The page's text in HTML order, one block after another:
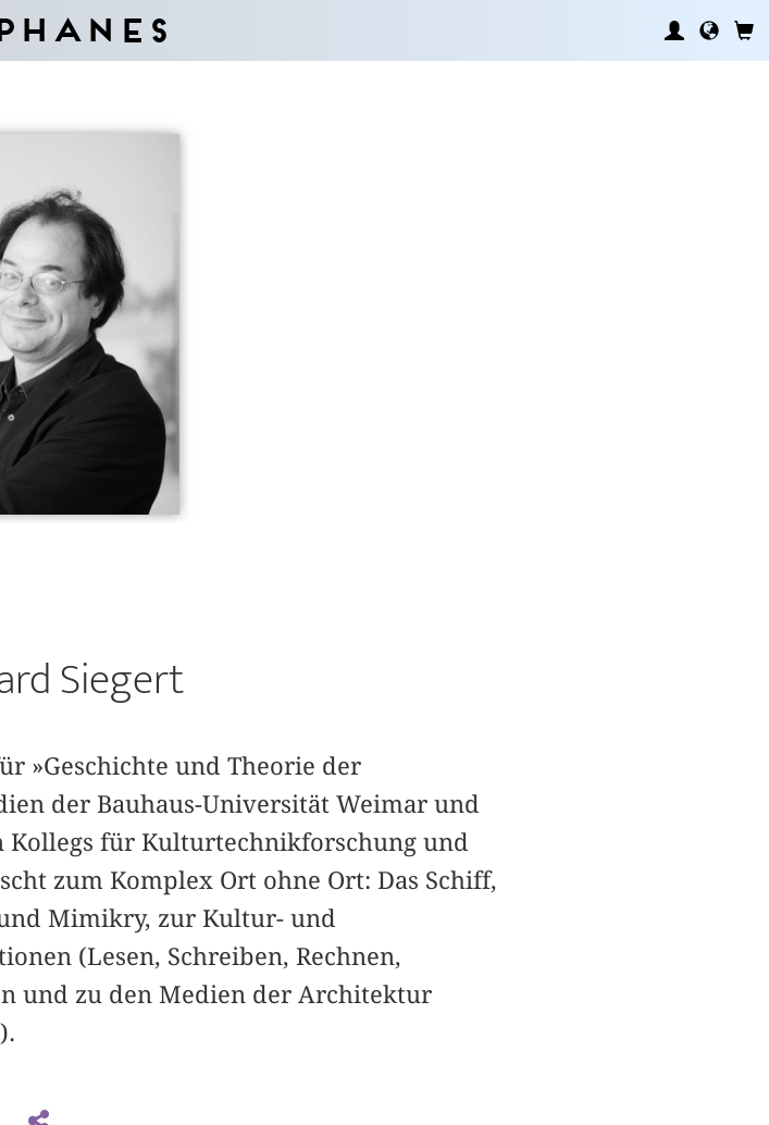
Siegert
»Geschichte und Theorie der
der Bauhaus-Universität Weimar und
Kollegs für Kulturtechnikforschung und
zum Komplex Ort ohne Ort: Das Schiff,
Mimikry, zur Kultur- und
(Lesen, Schreiben, Rechnen,
und zu den Medien der Architektur